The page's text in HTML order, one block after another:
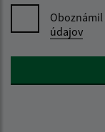
Oboznámil
údajov
Google reCaptcha